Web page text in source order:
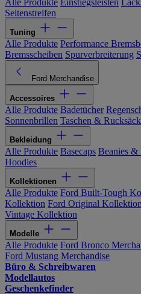
Seitenstreifen
Tuning
Alle Produkte Performance
Bremsscheiben Spurverbreiterung
Ford Merchandise
Accessoires
Alle Produkte Badetücher
Sonnenbrillen Taschen &
Bekleidung
Alle Produkte Basecaps Beanies &
Hoodies
Kollektionen
Alle Produkte Ford Built-Tough
Kollektion Ford Original Kollektion
Vintage Kollektion
Modelle
Alle Produkte Ford Bronco
Ford Mustang Merchandise
Büro & Schreibwaren
Modellautos
Geschenkefinder